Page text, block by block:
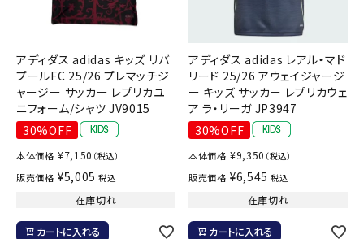
アディダス adidas キッズ リバ
プールFC 25/26 プレマッチジ
ャージー サッカー レプリカユ
ニフォーム/シャツ JV9015
30%OFF
本体価格 ¥7,150 （税込）
販売価格 ¥5,005 税込
在庫切れ
カートに入れる
アディダス adidas レアル・マド
リード 25/26 アウェイジャージ
ー キッズ サッカー レプリカウェ
ア ラ・リーガ JP3947
30%OFF
本体価格 ¥9,350 （税込）
販売価格 ¥6,545 税込
在庫切れ
カートに入れる